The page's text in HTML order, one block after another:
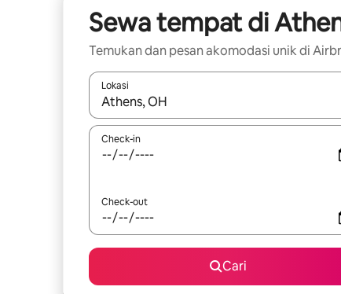
Sewa tempat di
Temukan dan pesan akomodasi unik di
Lokasi
Jika hasil yang dicari tersedia, telusuri dengan
Check-in
Check-out
Cari